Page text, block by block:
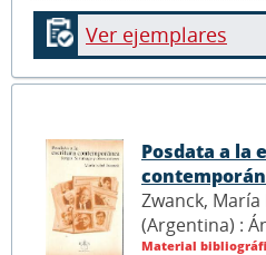
Ver ejemplares
Posdata a la
Zwanck,
(Argentina) :
Material